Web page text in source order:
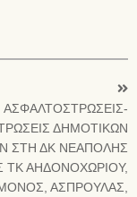
ΑΣΦΑΛΤΟΣΤΡΩΣΕΙΣ-
ΔΗΜΟΤΙΚΩΝ
ΣΤΗ ΔΚ ΝΕΑΠΟΛΗΣ
ΤΚ ΑΗΔΟΝΟΧΩΡΙΟΥ,
ΑΣΠΡΟΥΛΑΣ,